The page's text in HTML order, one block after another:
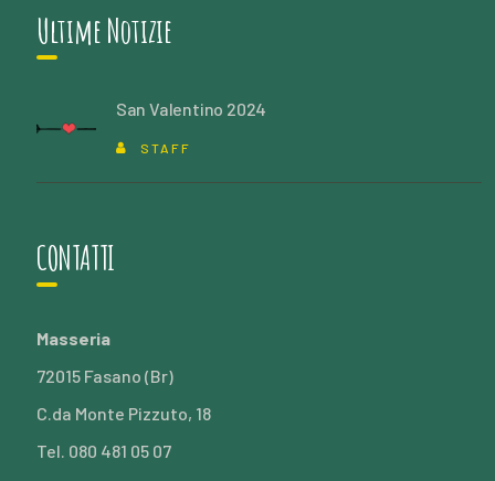
Ultime Notizie
San Valentino 2024
STAFF
CONTATTI
Masseria
72015 Fasano (Br)
C.da Monte Pizzuto, 18
Tel. 080 481 05 07